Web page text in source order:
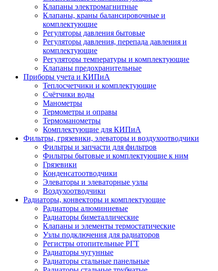
Клапаны электромагнитные
Клапаны, краны балансировочные и
комплектующие
Регуляторы давления бытовые
Регуляторы давления, перепада давления и
комплектующие
Регуляторы температуры и комплектующие
Клапаны предохранительные
Приборы учета и КИПиА
Теплосчетчики и комплектующие
Счётчики воды
Манометры
Термометры и оправы
Термоманометры
Комплектующие для КИПиА
Фильтры, грязевики, элеваторы и воздухоотводчики
Фильтры и запчасти для фильтров
Фильтры бытовые и комплектующие к ним
Грязевики
Конденсатоотводчики
Элеваторы и элеваторные узлы
Воздухоотводчики
Радиаторы, конвекторы и комплектующие
Радиаторы алюминиевые
Радиаторы биметаллические
Клапаны и элементы термостатические
Узлы подключения для радиаторов
Регистры отопительные РГТ
Радиаторы чугунные
Радиаторы стальные панельные